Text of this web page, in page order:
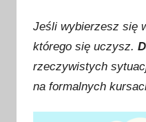
Jeśli wybierzesz się
którego się uczysz.
rzeczywistych
na formalnych